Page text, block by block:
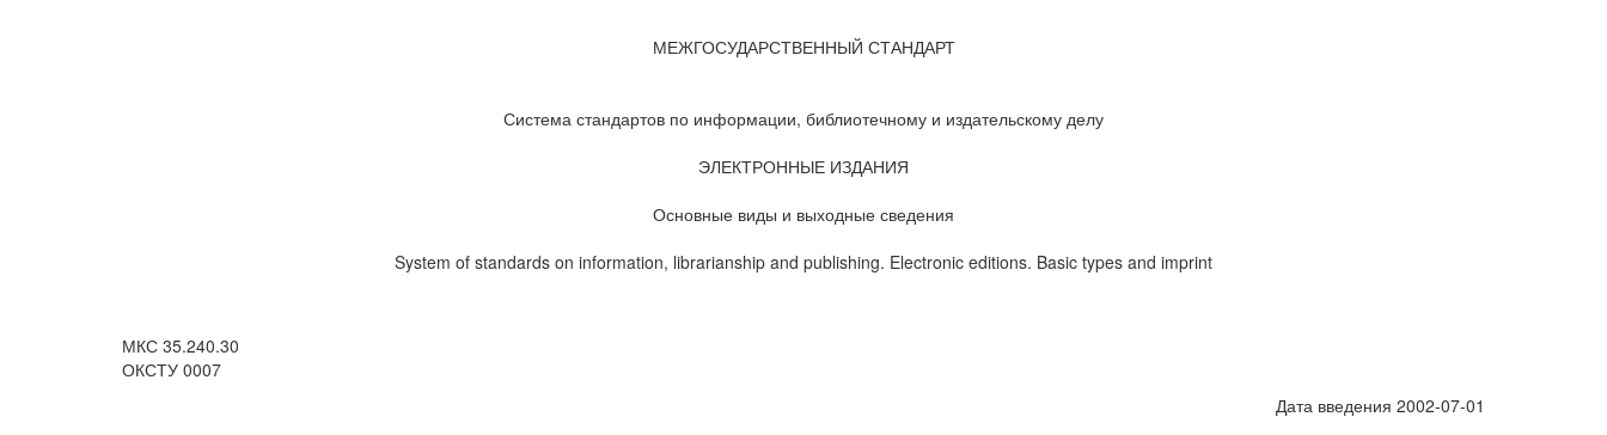
МЕЖГОСУДАРСТВЕННЫЙ СТАНДАРТ
Система стандартов по информации, библиотечному и издательскому делу
ЭЛЕКТРОННЫЕ ИЗДАНИЯ
Основные виды и выходные сведения
System of standards on information, librarianship and publishing. Electronic editions. Basic types and imprint
МКС 35.240.30
ОКСТУ 0007
Дата введения 2002-07-01